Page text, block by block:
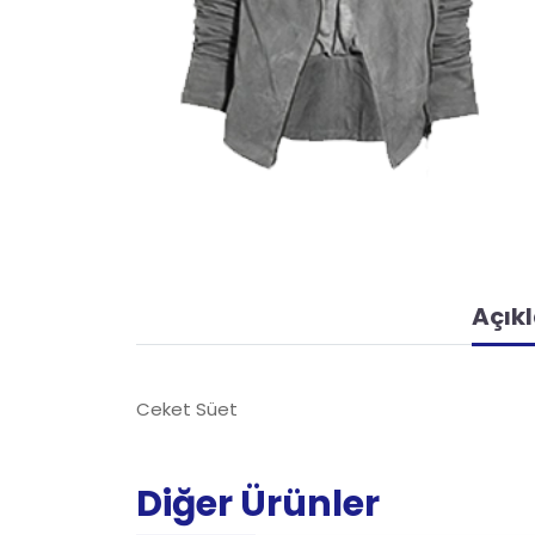
Ceket Süet
Diğer Ürünler